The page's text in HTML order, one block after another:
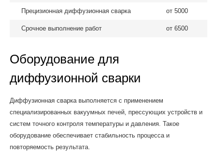
Прецизионная диффузионная сварка от 5000
Срочное выполнение работ от 6500
Оборудование для
диффузионной сварки
Диффузионная сварка выполняется с применением
специализированных вакуумных печей, прессующих устройств и
систем точного контроля температуры и давления. Такое
оборудование обеспечивает стабильность процесса и
повторяемость результата.